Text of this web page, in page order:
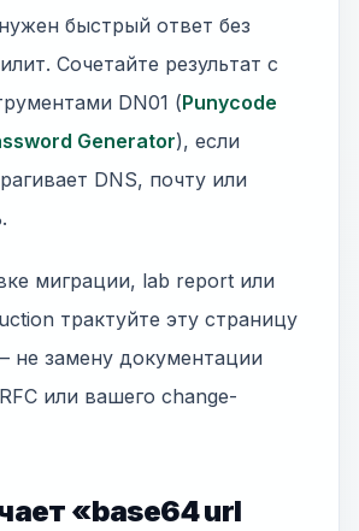
быстрый ответ без
Сочетайте результат с
DN01 (Punycode
Generator), если
DNS, почту или
миграции, lab report или
трактуйте эту страницу
не замену документации
или вашего change-
«base64 url